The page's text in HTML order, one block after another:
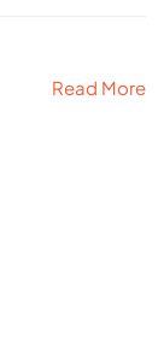
Read More